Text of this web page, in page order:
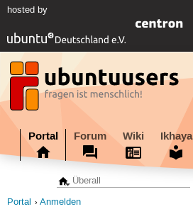
hosted by
Portal Forum Wiki Ikhaya
Portal Anmelden